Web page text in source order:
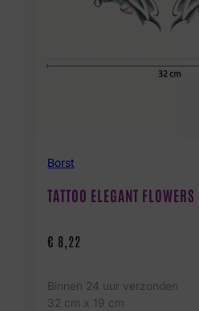
Borst
TATTOO ELEGANT FLOWERS
€ 8,22
Binnen 24 uur verzonden
32 cm x 19 cm